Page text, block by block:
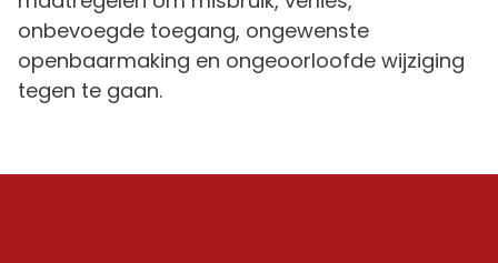
onbevoegde toegang, ongewenste
openbaarmaking en ongeoorloofde wijziging
tegen te gaan.